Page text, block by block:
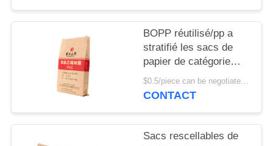
BOPP réutilisé/pp a
stratifié les sacs de
papier de catégorie
comestible de métier
pour l'emballage
$0.5/piece can be negotiated MOQ:5000pcs
CONTACT
Sacs rescellables de